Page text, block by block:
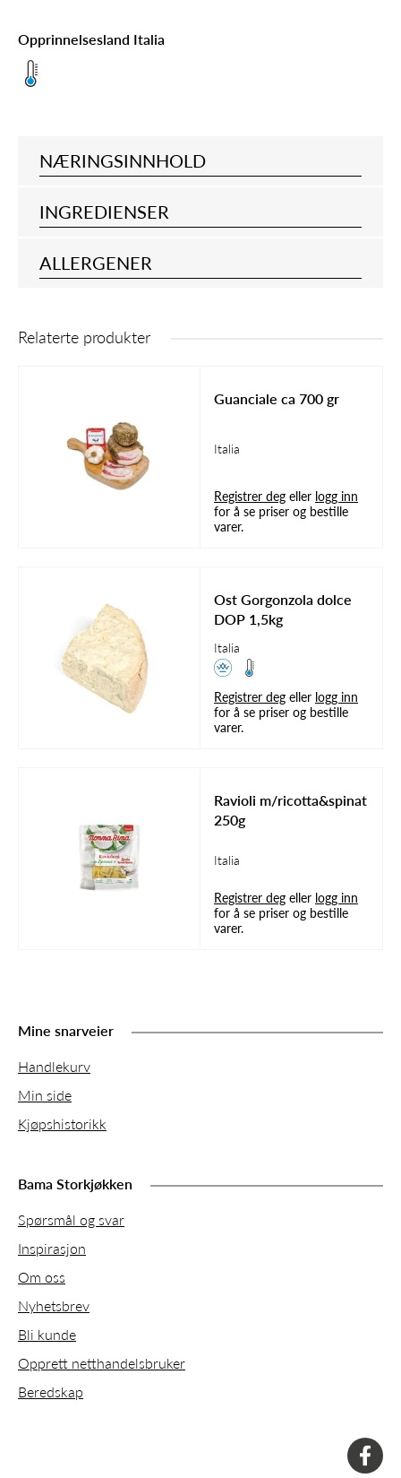
Opprinnelsesland Italia
NÆRINGSINNHOLD
INGREDIENSER
ALLERGENER
Relaterte produkter
Guanciale ca 700 gr
Italia
Registrer deg eller logg inn
for å se priser og bestille
varer.
Ost Gorgonzola dolce
DOP 1,5kg
Italia
Registrer deg eller logg inn
for å se priser og bestille
varer.
Ravioli m/ricotta&spinat
250g
Italia
Registrer deg eller logg inn
for å se priser og bestille
varer.
Mine snarveier
Handlekurv
Min side
Kjøpshistorikk
Bama Storkjøkken
Spørsmål og svar
Inspirasjon
Om oss
Nyhetsbrev
Bli kunde
Opprett netthandelsbruker
Beredskap